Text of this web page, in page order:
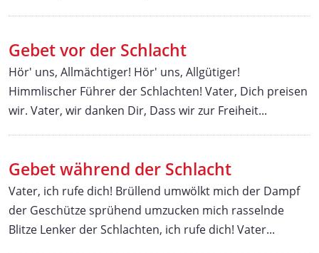
Gebet vor der Schlacht
Hör' uns, Allmächtiger! Hör' uns, Allgütiger!
Himmlischer Führer der Schlachten! Vater, Dich preisen
wir. Vater, wir danken Dir, Dass wir zur Freiheit...
Gebet während der Schlacht
Vater, ich rufe dich! Brüllend umwölkt mich der Dampf
der Geschütze sprühend umzucken mich rasselnde
Blitze Lenker der Schlachten, ich rufe dich! Vater...